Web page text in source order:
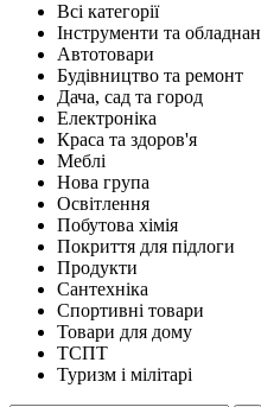
Всі категорії
Інструменти та
Автотовари
Будівництво та ремонт
Дача, сад та город
Електроніка
Краса та здоров'я
Меблі
Нова група
Освітлення
Побутова хімія
Покриття для підлоги
Продукти
Сантехніка
Спортивні товари
Товари для дому
ТСПТ
Туризм і мілітарі